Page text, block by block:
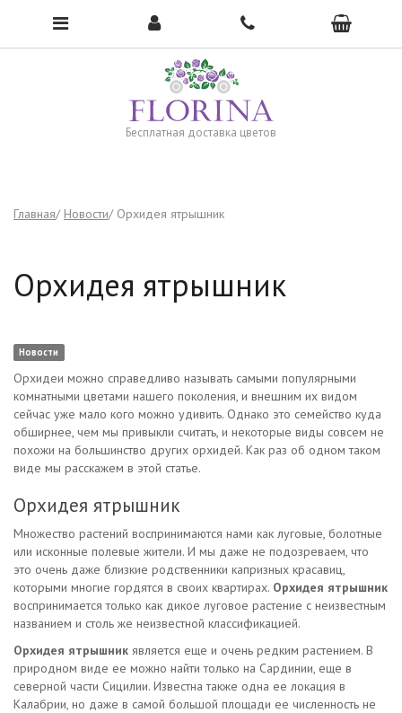
Бесплатная доставка цветов
Чтобы открыть меню, нажмите сюда →
Главная Новости Орхидея ятрышник
Орхидея ятрышник
Новости
Орхидеи можно справедливо называть самыми популярными
комнатными цветами нашего поколения, и внешним их видом
сейчас уже мало кого можно удивить. Однако это семейство куда
обширнее, чем мы привыкли считать, и некоторые виды совсем не
похожи на большинство других орхидей. Как раз об одном таком
виде мы расскажем в этой статье.
Орхидея ятрышник
Множество растений воспринимаются нами как луговые, болотные
или исконные полевые жители. И мы даже не подозреваем, что
это очень даже близкие родственники капризных красавиц,
которыми многие гордятся в своих квартирах. Орхидея ятрышник
воспринимается только как дикое луговое растение с неизвестным
названием и столь же неизвестной классификацией.
Орхидея ятрышник является еще и очень редким растением. В
природном виде ее можно найти только на Сардинии, еще в
северной части Сицилии. Известна также одна ее локация в
Калабрии, но даже в самой большой площади ее численность не